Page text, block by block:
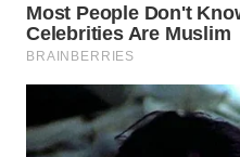
WN
LABUHANBATU
WN
TAPANULI